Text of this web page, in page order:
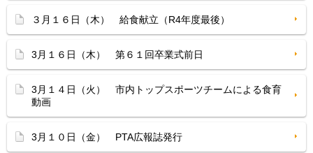
３月１６日（木） 給食献立（R4年度最後）
3月１６日（木） 第６１回卒業式前日
3月１４日（火） 市内トップスポーツチームによる食育
動画
3月１０日（金） PTA広報誌発行